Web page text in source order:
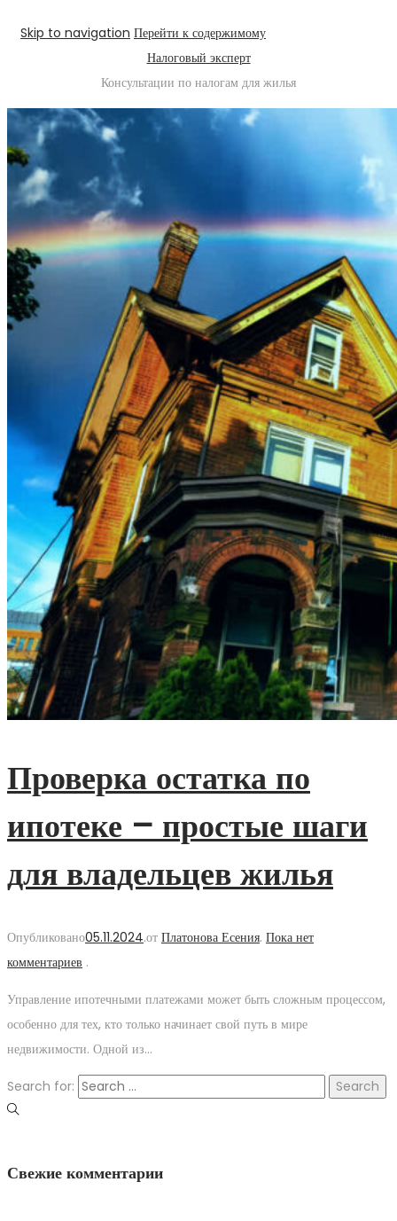
Skip to navigation Перейти к содержимому
Налоговый эксперт
Консультации по налогам для жилья
Проверка остатка по
ипотеке – простые шаги
для владельцев жилья
Опубликовано05.11.2024.от Платонова Есения. Пока нет
комментариев .
Управление ипотечными платежами может быть сложным процессом,
особенно для тех, кто только начинает свой путь в мире
недвижимости. Одной из…
Search for:
Свежие комментарии